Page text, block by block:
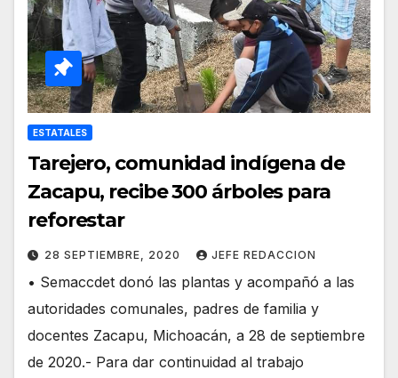
ESTATALES
Tarejero, comunidad indígena de
Zacapu, recibe 300 árboles para
reforestar
28 SEPTIEMBRE, 2020 JEFE REDACCION
• Semaccdet donó las plantas y acompañó a las
autoridades comunales, padres de familia y
docentes Zacapu, Michoacán, a 28 de septiembre
de 2020.- Para dar continuidad al trabajo